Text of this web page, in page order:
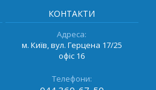
КОНТАКТИ
Адреса:
м. Київ, вул. Герцена 17/25
офіс 16
Телефони: